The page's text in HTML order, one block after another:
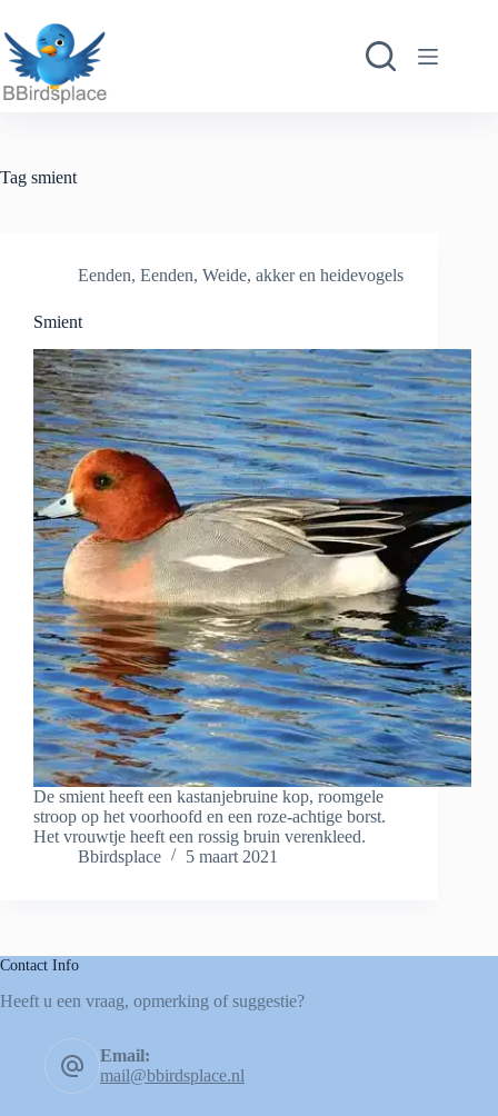
naar
de
inhoud
Tag smient
Eenden, Eenden, Weide, akker en heidevogels
Smient
De smient heeft een kastanjebruine kop, roomgele
stroop op het voorhoofd en een roze-achtige borst.
Het vrouwtje heeft een rossig bruin verenkleed.
Bbirdsplace
5 maart 2021
Contact Info
Heeft u een vraag, opmerking of suggestie?
Email:
mail@bbirdsplace.nl